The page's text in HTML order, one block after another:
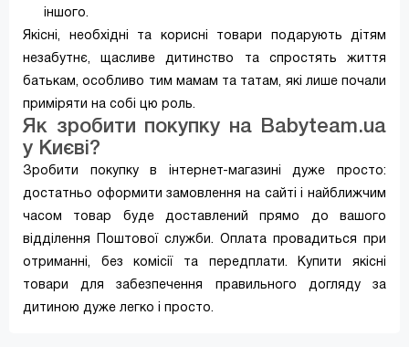
іншого.
Якісні, необхідні та корисні товари подарують дітям
незабутнє, щасливе дитинство та спростять життя
батькам, особливо тим мамам та татам, які лише почали
приміряти на собі цю роль.
Як зробити покупку на Babyteam.ua
у Києві?
Зробити покупку в інтернет-магазині дуже просто:
достатньо оформити замовлення на сайті і найближчим
часом товар буде доставлений прямо до вашого
відділення Поштової служби. Оплата провадиться при
отриманні, без комісії та передплати. Купити якісні
товари для забезпечення правильного догляду за
дитиною дуже легко і просто.